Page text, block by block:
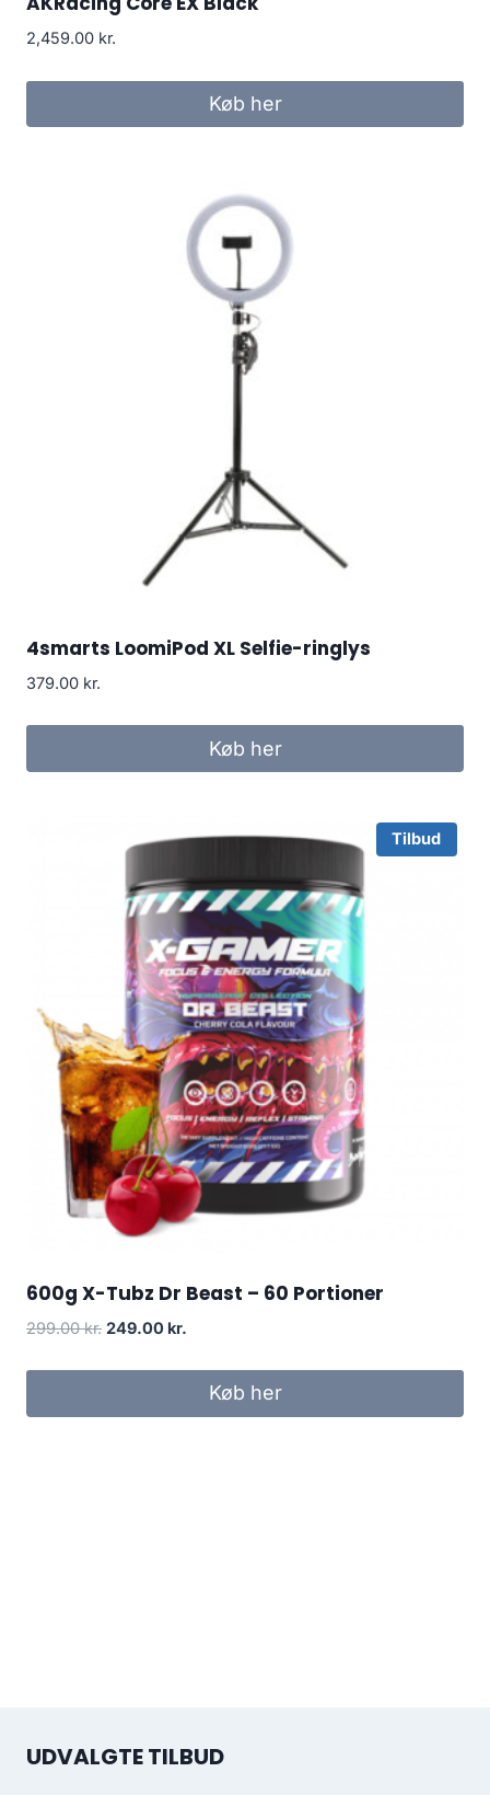
2,459.00 kr.
Køb her
4smarts LoomiPod XL Selfie-ringlys
379.00 kr.
Køb her
Tilbud
600g X-Tubz Dr Beast – 60 Portioner
299.00kr. Original
249.00 kr.
249.00 kr..
Køb her
UDVALGTE TILBUD